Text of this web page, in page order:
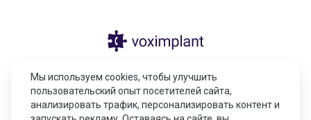
Тарас Шевченко, здание 4/1, н.п. 17,
010000
Мы используем cookies, чтобы улучшить
пользовательский опыт посетителей сайта,
анализировать трафик, персонализировать контент и